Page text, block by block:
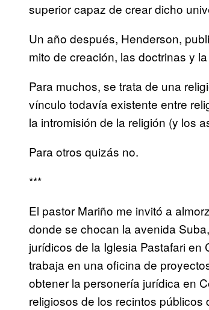
superior capaz de crear dicho
Un año después, Henderson,
mito de creación, las doctrinas y
Para muchos, se trata de una
vínculo todavía existente entre
la intromisión de la religión (y los
Para otros quizás no.
***
El pastor Mariño me invitó a
donde se chocan la avenida
jurídicos de la Iglesia Pastafari
trabaja en una oficina de
obtener la personería jurídica en
religiosos de los recintos